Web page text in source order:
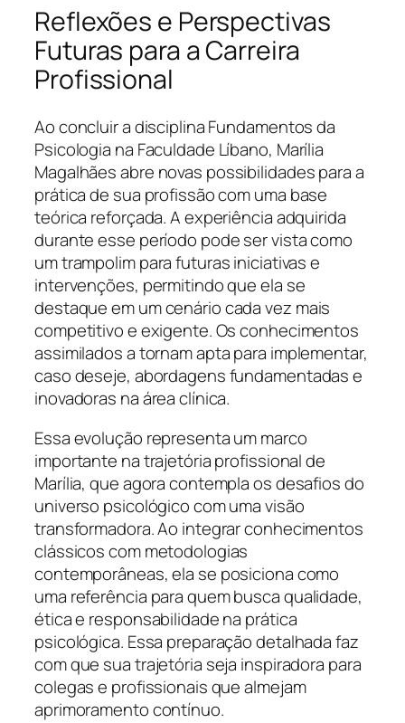
Reflexões e Perspectivas
Futuras para a Carreira
Profissional
Ao concluir a disciplina Fundamentos da
Psicologia na Faculdade Líbano, Marília
Magalhães abre novas possibilidades para a
prática de sua profissão com uma base
teórica reforçada. A experiência adquirida
durante esse período pode ser vista como
um trampolim para futuras iniciativas e
intervenções, permitindo que ela se
destaque em um cenário cada vez mais
competitivo e exigente. Os conhecimentos
assimilados a tornam apta para implementar,
caso deseje, abordagens fundamentadas e
inovadoras na área clínica.
Essa evolução representa um marco
importante na trajetória profissional de
Marília, que agora contempla os desafios do
universo psicológico com uma visão
transformadora. Ao integrar conhecimentos
clássicos com metodologias
contemporâneas, ela se posiciona como
uma referência para quem busca qualidade,
ética e responsabilidade na prática
psicológica. Essa preparação detalhada faz
com que sua trajetória seja inspiradora para
colegas e profissionais que almejam
aprimoramento contínuo.